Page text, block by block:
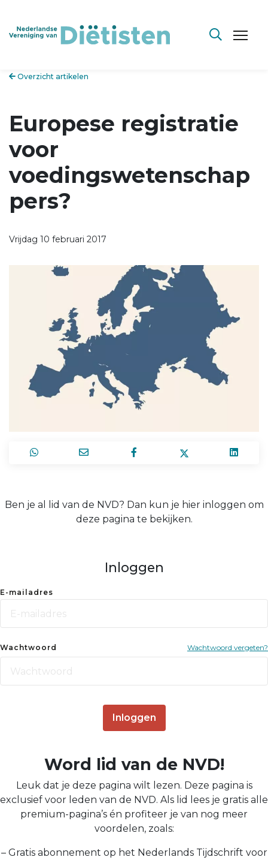
Overzicht artikelen
Europese registratie
voor
voedingswetenschap
pers?
Vrijdag 10 februari 2017
Ben je al lid van de NVD? Dan kun je hier inloggen om
deze pagina te bekijken.
Inloggen
E-mailadres
Wachtwoord Wachtwoord vergeten?
Inloggen
Word lid van de NVD!
Leuk dat je deze pagina wilt lezen. Deze pagina is
exclusief voor leden van de NVD. Als lid lees je gratis alle
premium-pagina’s én profiteer je van nog meer
voordelen, zoals:
– Gratis abonnement op het Nederlands Tijdschrift voor